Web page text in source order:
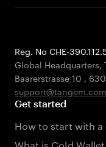
Reg. No CHE-
Global Headquarters,
Baarerstrasse 10 ,
support@tangem.com
Get started
How to start with
What is Cold Wallet